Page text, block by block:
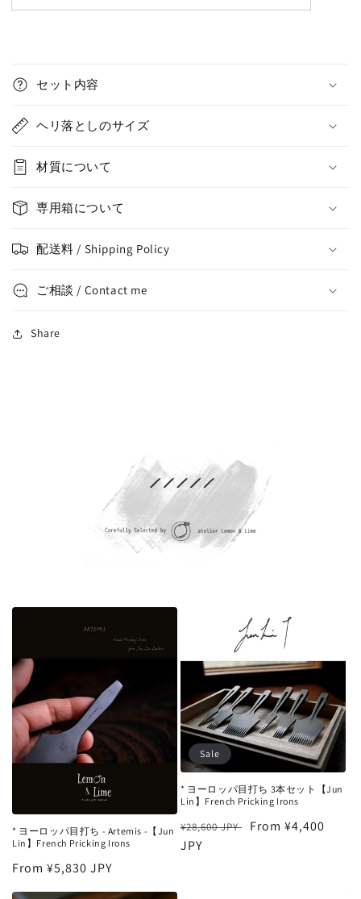
セット内容
ヘリ落としのサイズ
材質について
専用箱について
配送料 / Shipping Policy
ご相談 / Contact me
Share
* ヨーロッパ目打ち - Artemis -【Jun
Lin】French Pricking Irons
Regular
From ¥5,830 JPY
Sale
* ヨーロッパ目打ち 3本セット【Jun
Lin】French Pricking Irons
Regular
price
¥28,600 JPY
Sale
From ¥4,400
JPY